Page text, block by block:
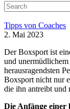
Tipps von Coaches
2. Mai 2023
Der Boxsport ist
und
herausragendsten
Boxsport nicht nur
die ihn antreibt und
Die Anfänge